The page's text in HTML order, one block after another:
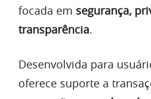
focada em segurança,
transparência.
Desenvolvida para
oferece suporte a